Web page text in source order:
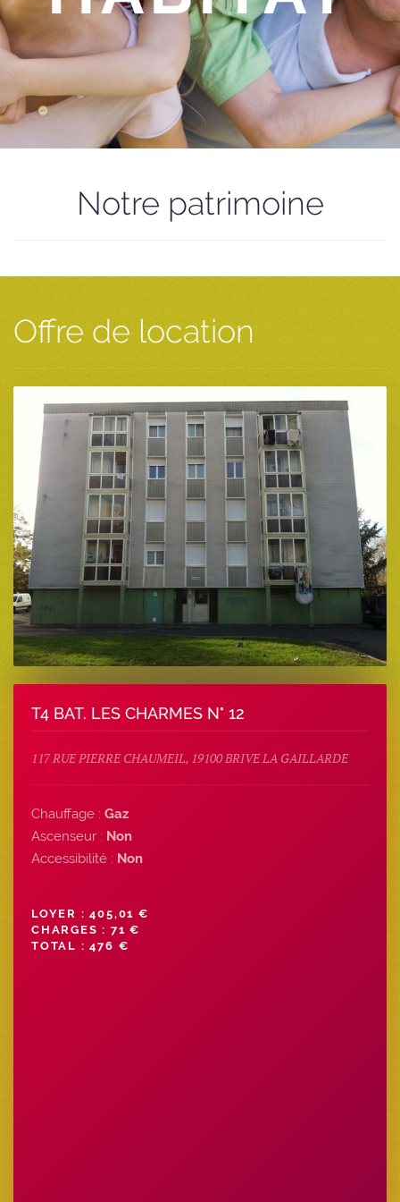
Notre patrimoine
Offre de location
T4 BAT. LES CHARMES N° 12
117 RUE PIERRE CHAUMEIL, 19100 BRIVE LA GAILLARDE
Chauffage : Gaz
Ascenseur : Non
Accessibilité : Non
LOYER : 405,01 €
CHARGES : 71 €
TOTAL : 476 €